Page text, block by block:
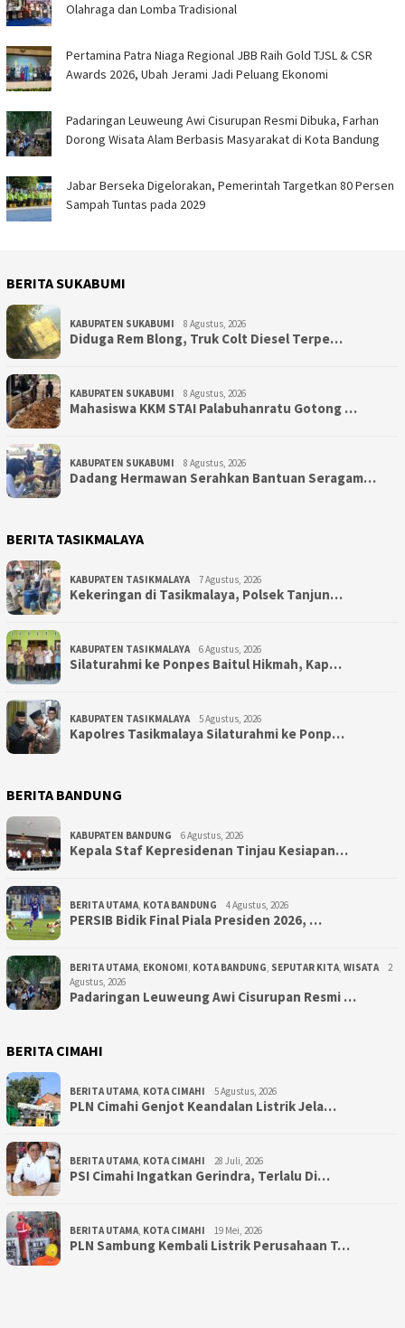
Olahraga dan Lomba Tradisional
Pertamina Patra Niaga Regional JBB Raih Gold TJSL & CSR
Awards 2026, Ubah Jerami Jadi Peluang Ekonomi
Padaringan Leuweung Awi Cisurupan Resmi Dibuka, Farhan
Dorong Wisata Alam Berbasis Masyarakat di Kota Bandung
Jabar Berseka Digelorakan, Pemerintah Targetkan 80 Persen
Sampah Tuntas pada 2029
BERITA SUKABUMI
KABUPATEN SUKABUMI 8 Agustus, 2026
Diduga Rem Blong, Truk Colt Diesel Terpe…
KABUPATEN SUKABUMI 8 Agustus, 2026
Mahasiswa KKM STAI Palabuhanratu Gotong …
KABUPATEN SUKABUMI 8 Agustus, 2026
Dadang Hermawan Serahkan Bantuan Seragam…
BERITA TASIKMALAYA
KABUPATEN TASIKMALAYA 7 Agustus, 2026
Kekeringan di Tasikmalaya, Polsek Tanjun…
KABUPATEN TASIKMALAYA 6 Agustus, 2026
Silaturahmi ke Ponpes Baitul Hikmah, Kap…
KABUPATEN TASIKMALAYA 5 Agustus, 2026
Kapolres Tasikmalaya Silaturahmi ke Ponp…
BERITA BANDUNG
KABUPATEN BANDUNG 6 Agustus, 2026
Kepala Staf Kepresidenan Tinjau Kesiapan…
BERITA UTAMA, KOTA BANDUNG 4 Agustus, 2026
PERSIB Bidik Final Piala Presiden 2026, …
BERITA UTAMA, EKONOMI, KOTA BANDUNG, SEPUTAR KITA, WISATA
2
Agustus, 2026
Padaringan Leuweung Awi Cisurupan Resmi …
BERITA CIMAHI
BERITA UTAMA, KOTA CIMAHI 5 Agustus, 2026
PLN Cimahi Genjot Keandalan Listrik Jela…
BERITA UTAMA, KOTA CIMAHI 28 Juli, 2026
PSI Cimahi Ingatkan Gerindra, Terlalu Di…
BERITA UTAMA, KOTA CIMAHI 19 Mei, 2026
PLN Sambung Kembali Listrik Perusahaan T…